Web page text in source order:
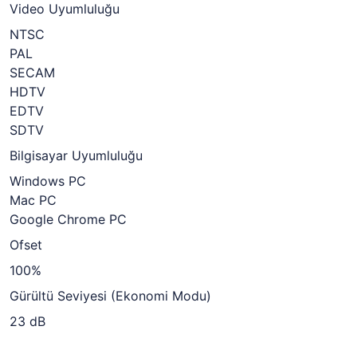
Video Uyumluluğu
NTSC
PAL
SECAM
HDTV
EDTV
SDTV
Bilgisayar Uyumluluğu
Windows PC
Mac PC
Google Chrome PC
Ofset
100%
Gürültü Seviyesi (Ekonomi Modu)
23 dB